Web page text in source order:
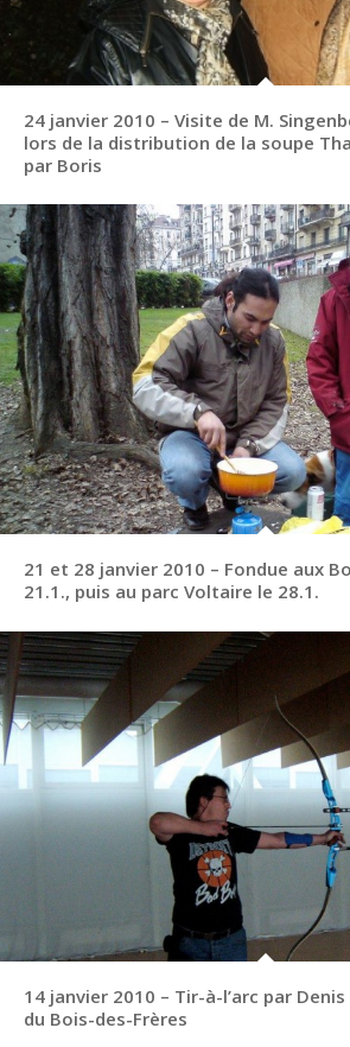
24 janvier 2010 – Visite de M.
lors de la distribution de la soupe
par Boris
21 et 28 janvier 2010 – Fondue aux
21.1., puis au parc Voltaire le 28.1.
14 janvier 2010 – Tir-à-l’arc par
du Bois-des-Frères